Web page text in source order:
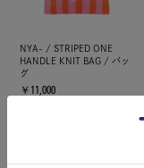
NYA- / STRIPED ONE
HANDLE KNIT BAG / バッ
グ
￥11,000